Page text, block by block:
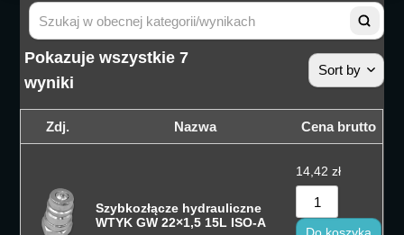
Pokazuje wszystkie 7
wyniki
Sort by
Sortuj
Sortuj
Sortuj od
Sortuj od
Zdj. Nazwa Cena brutto
Szybkozłącze hydrauliczne
WTYK GW 22×1,5 15L ISO-A
14,42 zł